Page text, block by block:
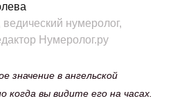
ведический нумеролог,
Нумеролог.ру
значение в ангельской
когда вы видите его на часах.